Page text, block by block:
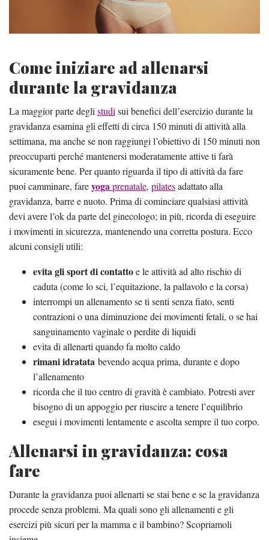
Come iniziare ad allenarsi
durante la gravidanza
La maggior parte deglistudisui benefici dell’esercizio durante la
gravidanza esamina gli effetti di circa 150 minuti di attività alla
settimana, ma anche se non raggiungi l’obiettivo di 150 minuti non
preoccuparti perché mantenersi moderatamente attive ti farà
sicuramente bene. Per quanto riguarda il tipo di attività da fare
puoi camminare, fareyogaprenatale, pilatesadattato alla
gravidanza, barre e nuoto. Prima di cominciare qualsiasi attività
devi avere l’ok da parte del ginecologo; in più, ricorda di eseguire
i movimenti in sicurezza, mantenendo una corretta postura. Ecco
alcuni consigli utili:
evita gli sport di contattoe le attività ad alto rischio di
caduta (come lo sci, l’equitazione, la pallavolo e la corsa)
interrompi un allenamento se ti senti senza fiato, senti
contrazioni o una diminuzione dei movimenti fetali, o se hai
sanguinamento vaginale o perdite di liquidi
evita di allenarti quando fa molto caldo
rimani idratata bevendo acqua prima, durante e dopo
l’allenamento
ricorda che il tuo centro di gravità è cambiato. Potresti aver
bisogno di un appoggio per riuscire a tenere l’equilibrio
esegui i movimenti lentamente e ascolta sempre il tuo corpo.
Allenarsi in gravidanza: cosa
fare
Durante la gravidanza puoi allenarti se stai bene e se la gravidanza
procede senza problemi. Ma quali sono gli allenamenti e gli
esercizi più sicuri per la mamma e il bambino? Scopriamoli